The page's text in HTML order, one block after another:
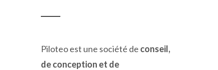
Piloteo est une société de conseil,
de conception et de